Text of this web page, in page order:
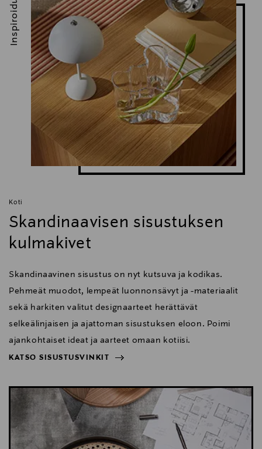
Koti
Skandinaavisen sisustuksen
kulmakivet
Skandinaavinen sisustus on nyt kutsuva ja kodikas.
Pehmeät muodot, lempeät luonnonsävyt ja -materiaalit
sekä harkiten valitut designaarteet herättävät
selkeälinjaisen ja ajattoman sisustuksen eloon. Poimi
ajankohtaiset ideat ja aarteet omaan kotiisi.
KATSO SISUSTUSVINKIT
Inspiroidu
KATSO SISUSTUSVINKIT